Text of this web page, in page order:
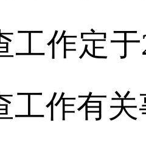
工作定
工作有